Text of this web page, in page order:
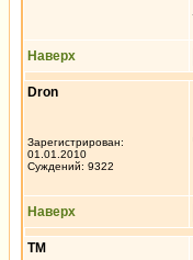
Наверх
Dron
Зарегистрирован:
01.01.2010
Суждений: 9322
Наверх
ТМ